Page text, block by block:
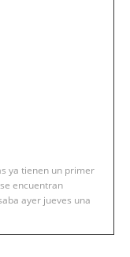
ya tienen un primer
encuentran
ayer jueves una